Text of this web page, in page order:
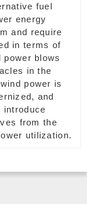
fuel
energy
and require
in terms of
blows
in the
power is
and
introduce
from the
utilization.